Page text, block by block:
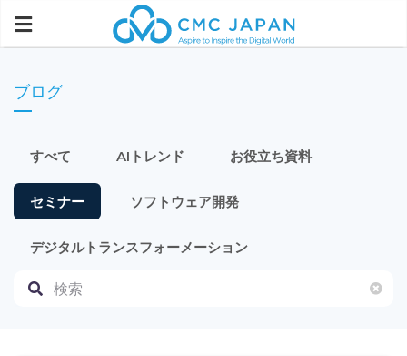
ブログ
すべて AIトレンド お役立ち資料
セミナー ソフトウェア開発
デジタルトランスフォーメーション